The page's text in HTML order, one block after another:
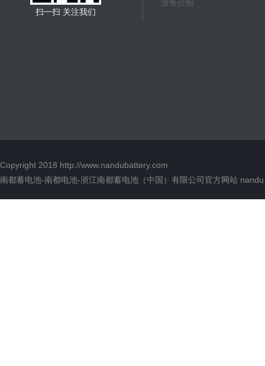
扫一扫 关注我们
业务介绍
Copyright 2018 http://www.nandubattery.com
南都蓄电池-南都电池-浙江南都蓄电池（中国）有限公司官方网站